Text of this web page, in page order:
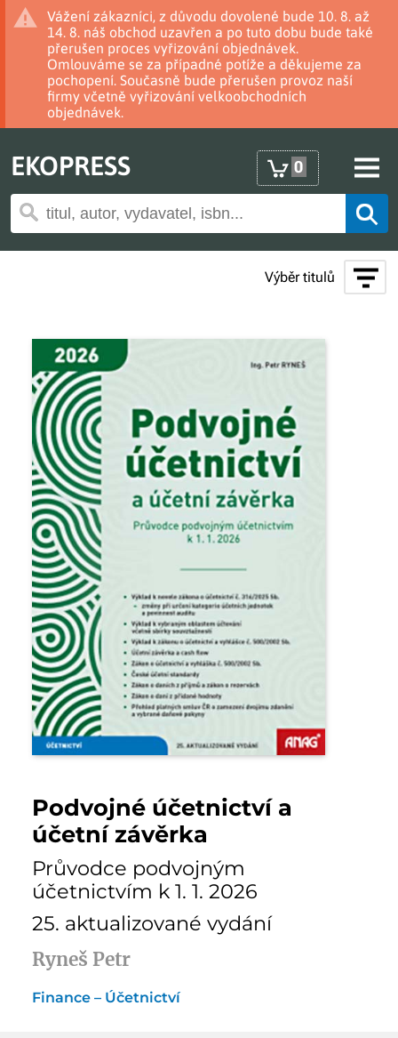
Vážení zákazníci, z důvodu dovolené bude 10. 8. až
14. 8. náš obchod uzavřen a po tuto dobu bude také
přerušen proces vyřizování objednávek.
Omlouváme se za případné potíže a děkujeme za
pochopení. Současně bude přerušen provoz naší
firmy včetně vyřizování velkoobchodních
objednávek.
EKOPRESS 0
Výběr titulů
Podvojné účetnictví a
účetní závěrka
Průvodce podvojným
účetnictvím k 1. 1. 2026
25. aktualizované vydání
Ryneš Petr
Finance – Účetnictví